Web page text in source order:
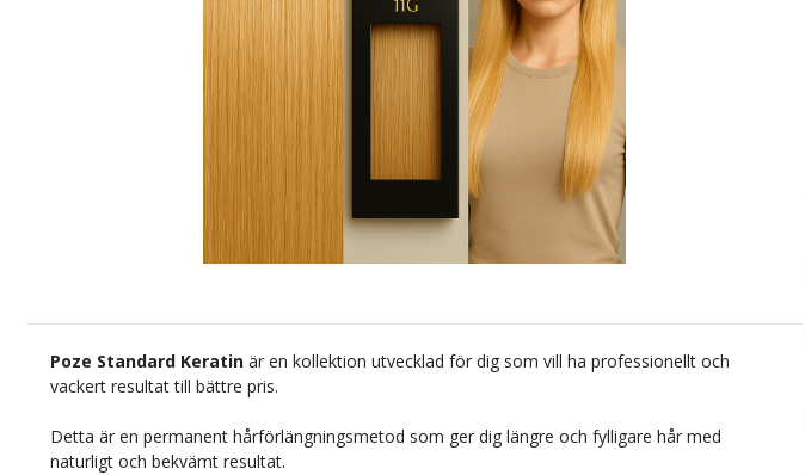
Poze Standard Keratin är en kollektion utvecklad för dig som vill ha professionellt och
vackert resultat till bättre pris.
Detta är en permanent hårförlängningsmetod som ger dig längre och fylligare hår med
naturligt och bekvämt resultat.